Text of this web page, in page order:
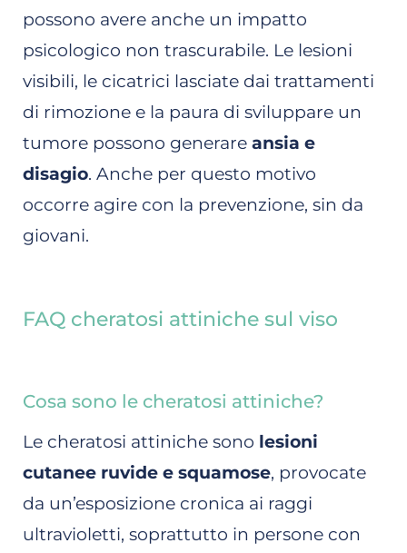
possono avere anche un impatto
psicologico non trascurabile. Le lesioni
visibili, le cicatrici lasciate dai trattamenti
di rimozione e la paura di sviluppare un
tumore possono generare ansia e
disagio. Anche per questo motivo
occorre agire con la prevenzione, sin da
giovani.
FAQ cheratosi attiniche sul viso
Cosa sono le cheratosi attiniche?
Le cheratosi attiniche sono lesioni
cutanee ruvide e squamose, provocate
da un’esposizione cronica ai raggi
ultravioletti, soprattutto in persone con